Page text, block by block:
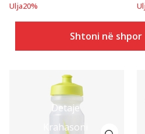
Ulja20%
Shtoni në
Detaje
Krahasoni